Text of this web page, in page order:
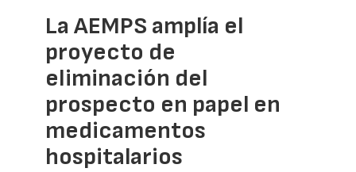
La AEMPS amplía el
proyecto de
eliminación del
prospecto en papel en
medicamentos
hospitalarios